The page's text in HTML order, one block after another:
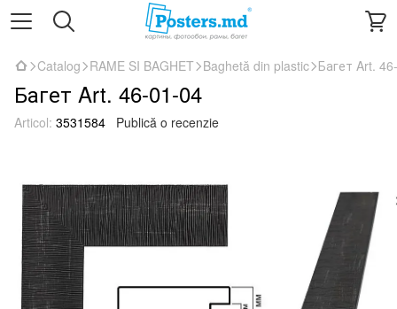
Catalog RAME SI BAGHET Baghetă din plastic Багет Art.
Багет Art. 46-01-04
Articol: 3531584 Publică o recenzie